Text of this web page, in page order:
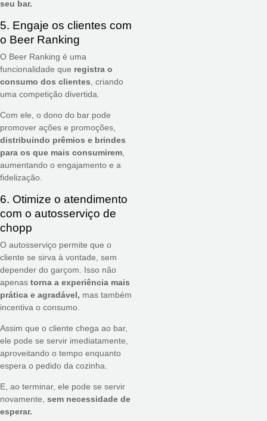
seu bar.
5. Engaje os clientes com
o Beer Ranking
O Beer Ranking é uma
funcionalidade que registra o
consumo dos clientes , criando
uma competição divertida.
Com ele, o dono do bar pode
promover ações e promoções,
distribuindo prêmios e brindes
para os que mais consumirem
aumentando o engajamento e a
fidelização.
6. Otimize o atendimento
com o autosserviço de
chopp
O autosserviço permite que o
cliente se sirva à vontade, sem
depender do garçom. Isso não
apenas torna a experiência mais
prática e agradável, mas também
incentiva o consumo.
Assim que o cliente chega ao bar,
ele pode se servir imediatamente,
aproveitando o tempo enquanto
espera o pedido da cozinha.
E, ao terminar, ele pode se servir
novamente, sem necessidade de
esperar.